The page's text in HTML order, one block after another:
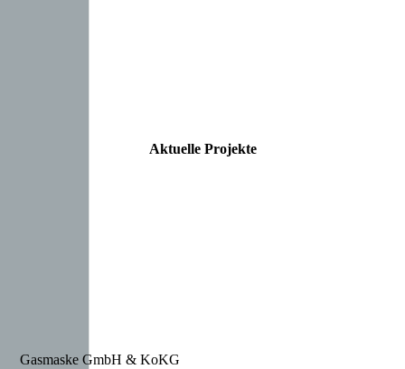
Aktuelle Projekte
Gasmaske GmbH & KoKG